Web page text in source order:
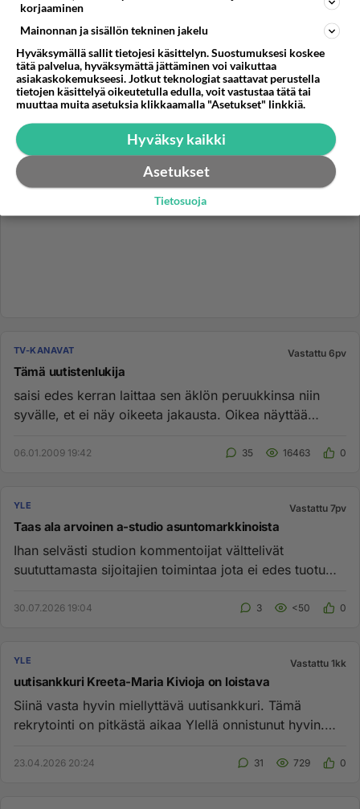
sanoisi sotavetera...
26.02.2023 16:27
TV-KANAVAT Vastattu 6pv
Tämä uutistenlukija
saisi edes kerran laittaa sen äklön peruukkinsa niin
syvälle, et ei näy oikeeta jakausta. Oikea näyttää
06.01.2009 19:42 35 16463 0
YLE Vastattu 7pv
Taas ala arvoinen a-studio asuntomarkkinoista
Ihan selvästi studion kommentoijat välttelivät
suututtamasta sijoitajien toimintaa jota ei edes tuotu
30.07.2026 19:04 3 <50 0
YLE Vastattu 1kk
uutisankkuri Kreeta-Maria Kivioja on loistava
Siinä vasta hyvin miellyttävä uutisankkuri. Tämä
rekrytointi on pitkästä aikaa Ylellä onnistunut hyvin.
23.04.2026 20:24 31 729 0
korjaaminen
Mainonnan ja sisällön tekninen jakelu
Hyväksymällä sallit tietojesi käsittelyn. Suostumuksesi koskee
tätä palvelua, hyväksymättä jättäminen voi vaikuttaa
asiakaskokemukseesi. Jotkut teknologiat saattavat perustella
tietojen käsittelyä oikeutetulla edulla, voit vastustaa tätä tai
muuttaa muita asetuksia klikkaamalla "Asetukset" linkkiä.
Hyväksy kaikki
Asetukset
Tietosuoja